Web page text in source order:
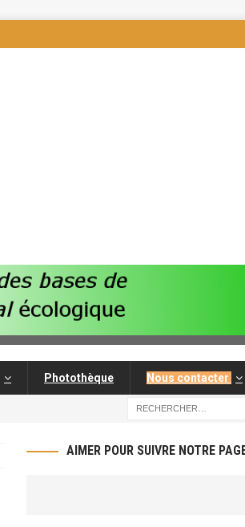
Photothèque Nous contacter
AIMER POUR SUIVRE NOTRE